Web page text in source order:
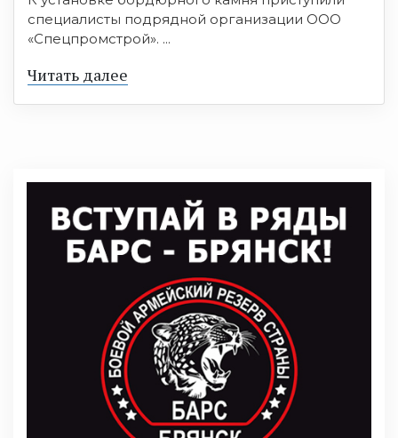
специалисты подрядной организации ООО
«Спецпромстрой». ...
Читать далее